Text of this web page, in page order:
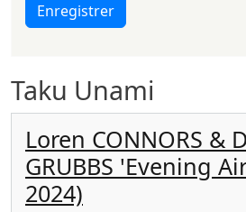
Taku Unami
Loren CONNORS &
GRUBBS 'Evening
2024)
Enregistrer